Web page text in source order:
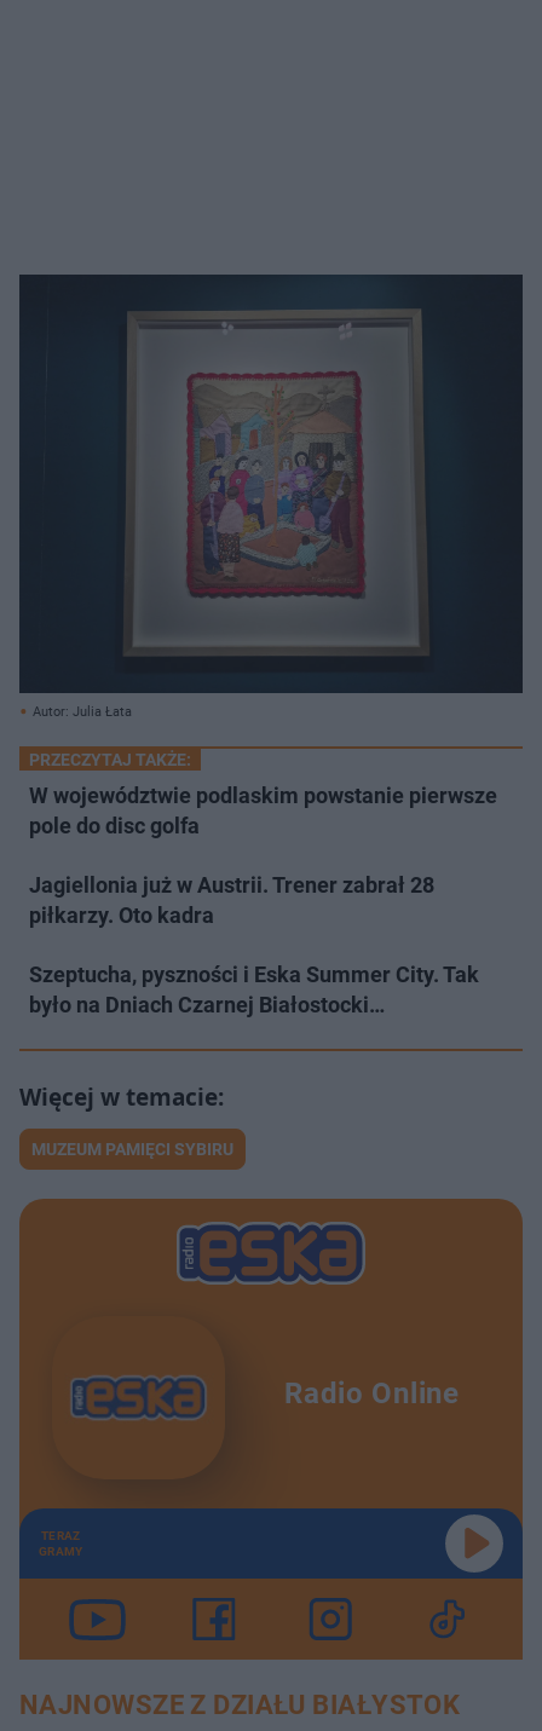
Autor: Julia Łata
PRZECZYTAJ TAKŻE:
W województwie podlaskim powstanie pierwsze
pole do disc golfa
Jagiellonia już w Austrii. Trener zabrał 28
piłkarzy. Oto kadra
Szeptucha, pyszności i Eska Summer City. Tak
było na Dniach Czarnej Białostocki…
MUZEUM PAMIĘCI SYBIRU
Radio Online
TERAZ
GRAMY
NAJNOWSZE Z DZIAŁU BIAŁYSTOK